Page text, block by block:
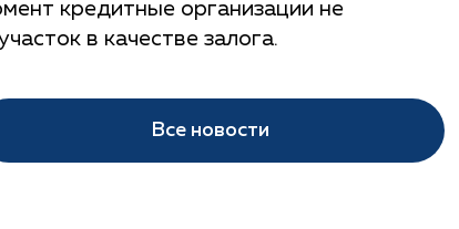
кредитные организации не
в качестве залога.
Все новости